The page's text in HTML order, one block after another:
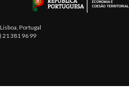
Portugal
21 381 96 99